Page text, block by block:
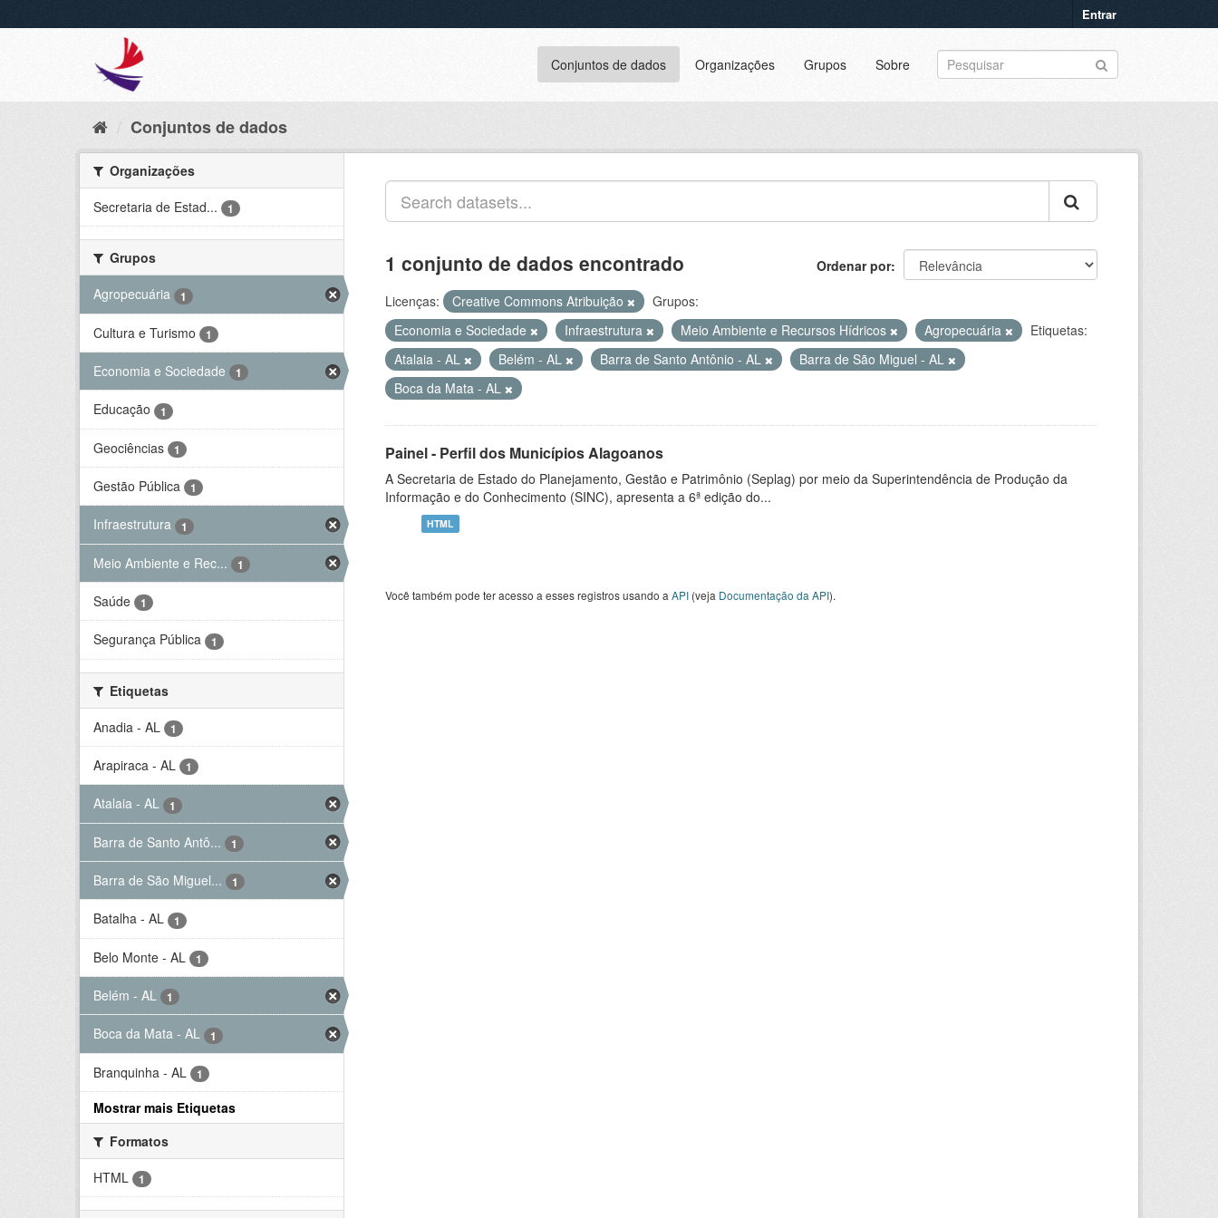
Entrar
Conjuntos de dados Organizações Grupos Sobre
Conjuntos de dados
Organizações
Secretaria de Estad...
1
Grupos
Agropecuária
1
Cultura e Turismo 1
Economia e Sociedade 1
Educação 1
Geociências 1
Gestão Pública 1
Infraestrutura 1
Meio Ambiente e Rec... 1
Saúde 1
Segurança Pública 1
Etiquetas
Anadia - AL
1
Arapiraca - AL 1
Atalaia - AL 1
Barra de Santo Antô... 1
Barra de São Miguel... 1
Batalha - AL 1
Belo Monte - AL 1
Belém - AL 1
Boca da Mata - AL 1
Branquinha - AL 1
Mostrar mais Etiquetas
Formatos
HTML
1
Ordenar por
1 conjunto de dados encontrado
Licenças: Creative Commons Atribuição
Grupos:
Economia e Sociedade
Infraestrutura Meio Ambiente e Recursos Hídricos Agropecuária
Etiquetas:
Atalaia - AL
Belém - AL Barra de Santo Antônio - AL
Barra de São Miguel - AL
Boca da Mata - AL
Painel - Perfil dos Municípios Alagoanos
A Secretaria de Estado do Planejamento, Gestão e Patrimônio (Seplag) por meio da Superintendência de Produção da
Informação e do Conhecimento (SINC), apresenta a 6ª edição do...
HTML
Você também pode ter acesso a esses registros usando a API (veja Documentação da API).